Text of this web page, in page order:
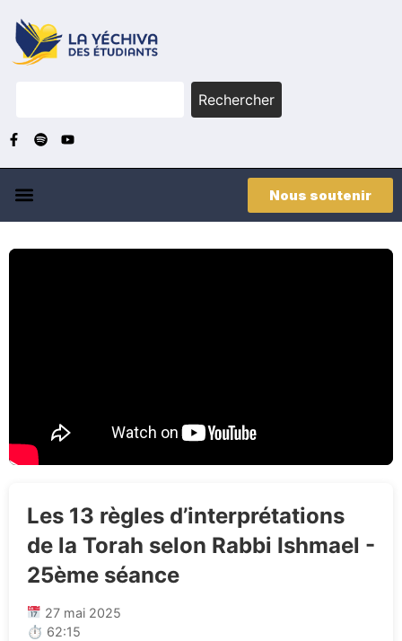
Rechercher
Nous soutenir
Les 13 règles d’interprétations
de la Torah selon Rabbi Ishmael -
25ème séance
27 mai 2025
⏱ 62:15